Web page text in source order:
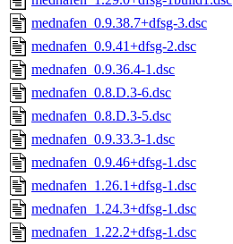
mednafen_0.9.38.7+dfsg-3.dsc
mednafen_0.9.41+dfsg-2.dsc
mednafen_0.9.36.4-1.dsc
mednafen_0.8.D.3-6.dsc
mednafen_0.8.D.3-5.dsc
mednafen_0.9.33.3-1.dsc
mednafen_0.9.46+dfsg-1.dsc
mednafen_1.26.1+dfsg-1.dsc
mednafen_1.24.3+dfsg-1.dsc
mednafen_1.22.2+dfsg-1.dsc